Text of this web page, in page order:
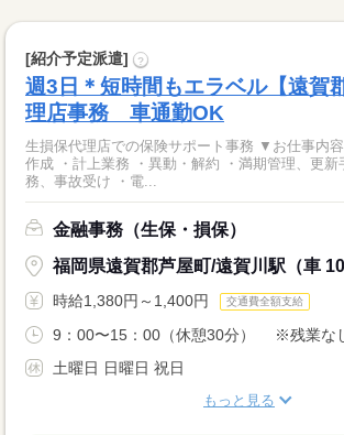
[紹介予定派遣] ?
週3日＊短時間もエラベル【遠賀
理店事務 車通勤OK
生損保代理店での保険サポート事務 ▼お仕事内容 ・見積書・申込書
作成 ・計上業務 ・異動・解約 ・満期管理、更新
務、事故受け ・電...
金融事務（生保・損保）
福岡県遠賀郡芦屋町/遠賀川駅（車 10
時給1,380円～1,400円 交通費全額支給
9：00〜15：00（休憩30分） ※残業な
土曜日 日曜日 祝日
もっと見る